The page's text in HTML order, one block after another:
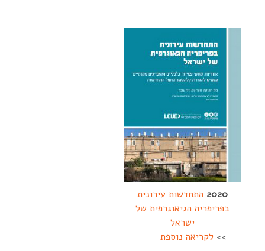
2020 התחדשות עירונית
בפריפריה הגיאוגרפית של
ישראל
>> לקריאה נוספת